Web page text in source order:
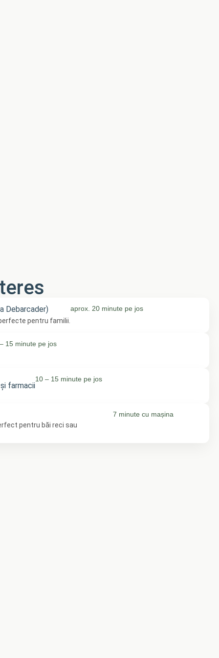
Debarcader)
pentru familii.
aprox. 20 minute pe jos
15 minute pe jos
farmacii
10 – 15 minute pe jos
pentru băi reci sau
7 minute cu mașina